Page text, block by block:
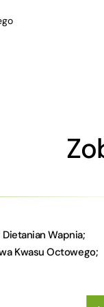
Wapnia;
Kwasu Octowego;